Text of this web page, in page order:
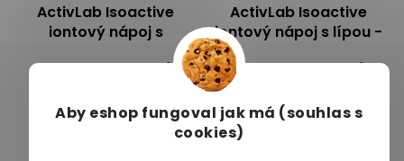
Aby eshop fungoval jak má (souhlas s
cookies)
ActivLab Isoactive
iontový nápoj s
guaranou pomeranč
Dostupné do 5 dnů
299 Kč
ActivLab Isoactive
iontový nápoj s lípou -
mango a ananas 20
Dostupné do 5 dnů
299 Kč